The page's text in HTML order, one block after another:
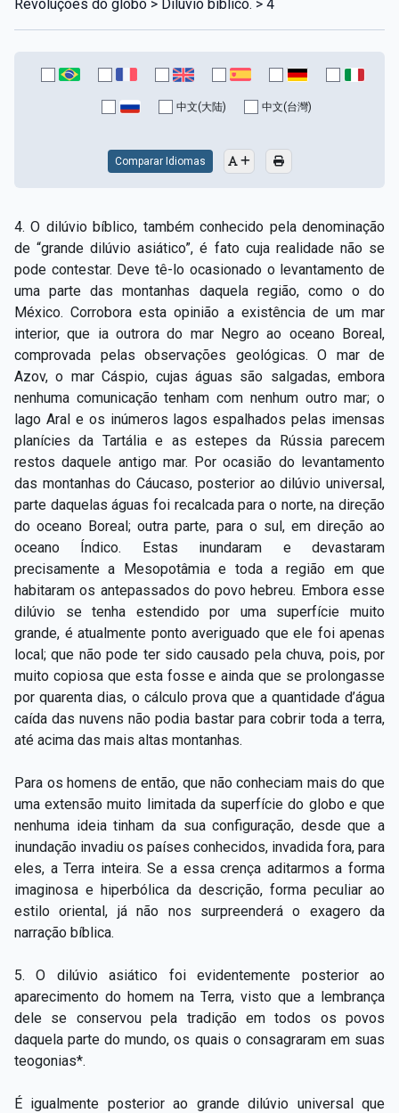
Revoluções do globo > Dilúvio bíblico. > 4
中文(大陆) 中文(台灣)
Comparar Idiomas
4. O dilúvio bíblico, também conhecido pela denominação
de “grande dilúvio asiático”, é fato cuja realidade não se
pode contestar. Deve tê-­lo ocasionado o levantamento de
uma parte das montanhas daquela região, como o do
México. Corrobora esta opinião a existência de um mar
interior, que ia outrora do mar Negro ao oceano Boreal,
comprovada pelas observações geológicas. O mar de
Azov, o mar Cáspio, cujas águas são salgadas, embora
nenhuma comunicação tenham com nenhum outro mar; o
lago Aral e os inúmeros lagos espalhados pelas imensas
planícies da Tartália e as estepes da Rússia parecem
restos daquele antigo mar. Por ocasião do levantamento
das montanhas do Cáucaso, posterior ao dilúvio universal,
parte daquelas águas foi recalcada para o norte, na direção
do oceano Boreal; outra parte, para o sul, em direção ao
oceano Índico. Estas inundaram e devastaram
precisamente a Mesopotâmia e toda a região em que
habitaram os antepassados do povo hebreu. Embora esse
dilúvio se tenha estendido por uma superfície muito
grande, é atualmente ponto averiguado que ele foi apenas
local; que não pode ter sido causado pela chuva, pois, por
muito copiosa que esta fosse e ainda que se prolongasse
por quarenta dias, o cálculo prova que a quantidade d’água
caída das nuvens não podia bastar para cobrir toda a terra,
até acima das mais altas montanhas.
Para os homens de então, que não conheciam mais do que
uma extensão muito limitada da superfície do globo e que
nenhuma ideia tinham da sua configuração, desde que a
inundação invadiu os países conhecidos, invadida fora, para
eles, a Terra inteira. Se a essa crença aditarmos a forma
imaginosa e hiperbólica da descrição, forma peculiar ao
estilo oriental, já não nos surpreenderá o exagero da
narração bíblica.
5. O dilúvio asiático foi evidentemente posterior ao
aparecimento do homem na Terra, visto que a lembrança
dele se conservou pela tradição em todos os povos
daquela parte do mundo, os quais o consagraram em suas
teogonias*.
É igualmente posterior ao grande dilúvio universal que